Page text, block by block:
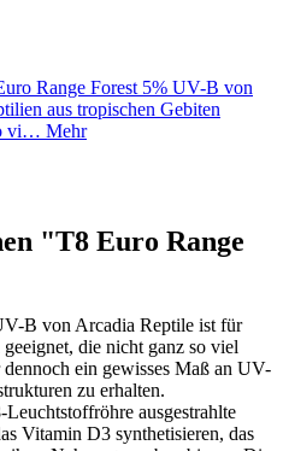
Range Forest 5% UV-B von
aus tropischen Gebiten
vi… Mehr
"T8 Euro Range
B von Arcadia Reptile ist für
die nicht ganz so viel
ein gewisses Maß an UV-
zu erhalten.
ausgestrahlte
Vitamin D3 synthetisieren, das